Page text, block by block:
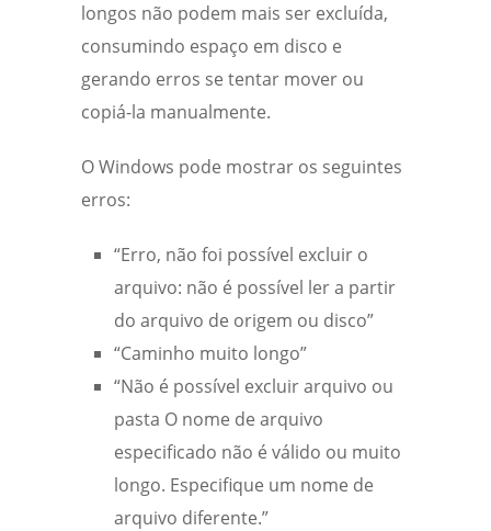
longos não podem mais ser excluída,
consumindo espaço em disco e
gerando erros se tentar mover ou
copiá-la manualmente.
O Windows pode mostrar os seguintes
erros:
“Erro, não foi possível excluir o
arquivo: não é possível ler a partir
do arquivo de origem ou disco”
“Caminho muito longo”
“Não é possível excluir arquivo ou
pasta O nome de arquivo
especificado não é válido ou muito
longo. Especifique um nome de
arquivo diferente.”